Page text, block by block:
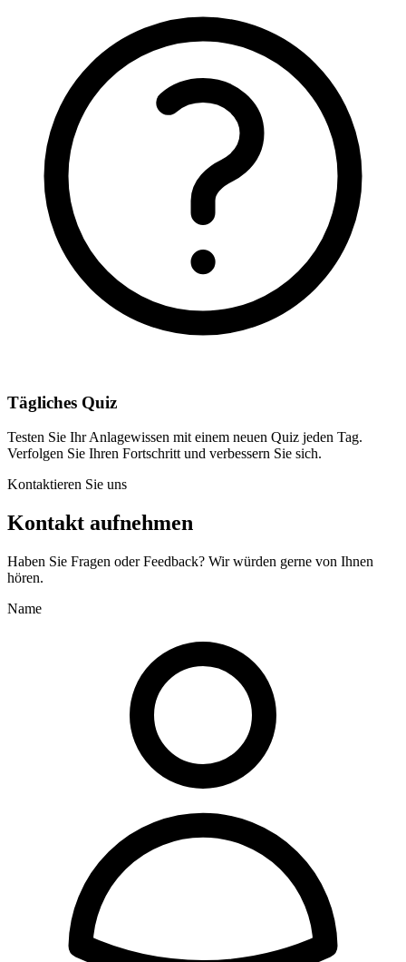
Tägliches Quiz
Testen Sie Ihr Anlagewissen mit einem neuen Quiz jeden Tag.
Verfolgen Sie Ihren Fortschritt und verbessern Sie sich.
Kontaktieren Sie uns
Kontakt aufnehmen
Haben Sie Fragen oder Feedback? Wir würden gerne von Ihnen
hören.
Name